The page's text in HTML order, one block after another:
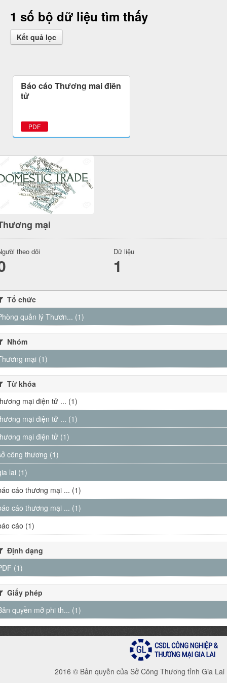
1 số bộ dữ liệu tìm thấy
Kết quả lọc
Báo cáo Thương mại điện
tử
PDF
mại
theo dõi Dữ liệu
1
Tổ chức
quản lý Thươn... (1)
Nhóm
mại (1)
Từ khóa
mại điện tử ... (1)
mại điện tử ... (1)
mại điện tử (1)
công thương (1)
lai (1)
cáo thương mại ... (1)
cáo thương mại ... (1)
cáo (1)
Định dạng
(1)
Giấy phép
quyền mở phi th... (1)
2016 © Bản quyền của Sở Công Thương tỉnh Gia Lai